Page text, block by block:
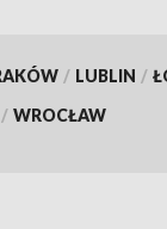
/ LUBLIN /
/ WROCŁAW